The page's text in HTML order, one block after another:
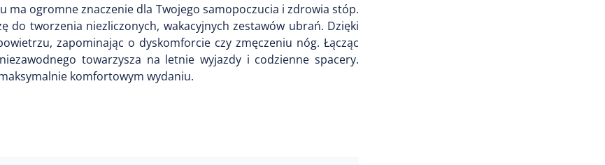
ogromne znaczenie dla Twojego samopoczucia i zdrowia stóp.
do tworzenia niezliczonych, wakacyjnych zestawów ubrań. Dzięki
zapominając o dyskomforcie czy zmęczeniu nóg. Łącząc
towarzysza na letnie wyjazdy i codzienne spacery.
komfortowym wydaniu.